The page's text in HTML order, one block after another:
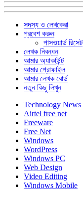
সদস্য ও লেখকেরা
প্রবেশ করুন
পাসওয়ার্ড রিসেট
লেখক নিবন্ধন
আমার অ্যাকাউন্ট
আমার প্রোফাইল
আমার লেখক বোর্ড
নতুন কিছু লিখুন
Technology News
Airtel free net
Freeware
Free Net
Windows
WordPress
Windows PC
Web Design
Video Editing
Windows Mobile